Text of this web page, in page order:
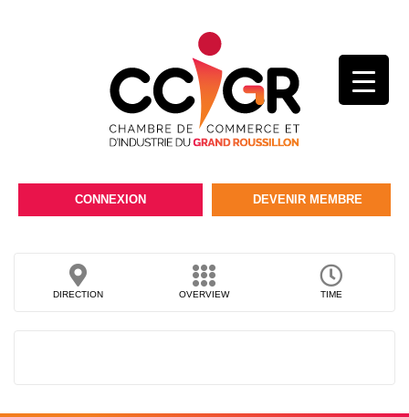
CONNEXION DEVENIR MEMBRE
DIRECTION OVERVIEW TIME